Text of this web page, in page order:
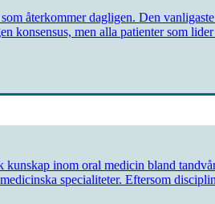
återkommer dagligen. Den
konsensus, men alla patienter som
inom oral medicin bland
specialiteter. Eftersom